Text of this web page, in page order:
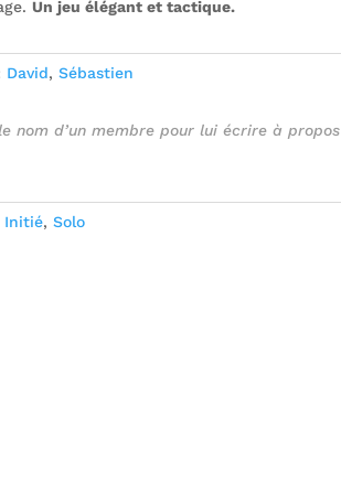
Un jeu élégant et tactique.
David, Sébastien
nom d’un membre pour lui écrire à propos
Initié, Solo